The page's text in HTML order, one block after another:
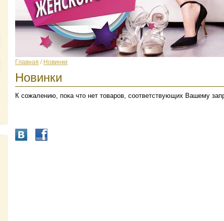
Главная / Новинки
Новинки
К сожалению, пока что нет товаров, соответствующих Вашему